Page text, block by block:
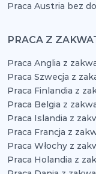
Praca Austria bez
PRACA Z
Praca Anglia z
Praca Szwecja z
Praca Finlandia z
Praca Belgia z
Praca Islandia z
Praca Francja z
Praca Włochy z
Praca Holandia z